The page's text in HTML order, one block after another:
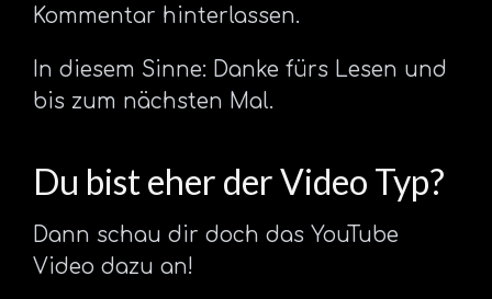
Kommentar hinterlassen.
In diesem Sinne: Danke fürs Lesen und
bis zum nächsten Mal.
Du bist eher der Video Typ?
Dann schau dir doch das YouTube
Video dazu an!